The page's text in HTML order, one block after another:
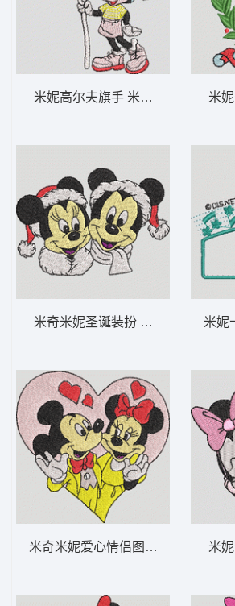
米妮高尔夫旗手 米妮 41-DST格式
米奇米妮圣诞装扮 米奇和米妮的圣
米奇米妮爱心情侣图案 米奇和米妮
米
米妮
米